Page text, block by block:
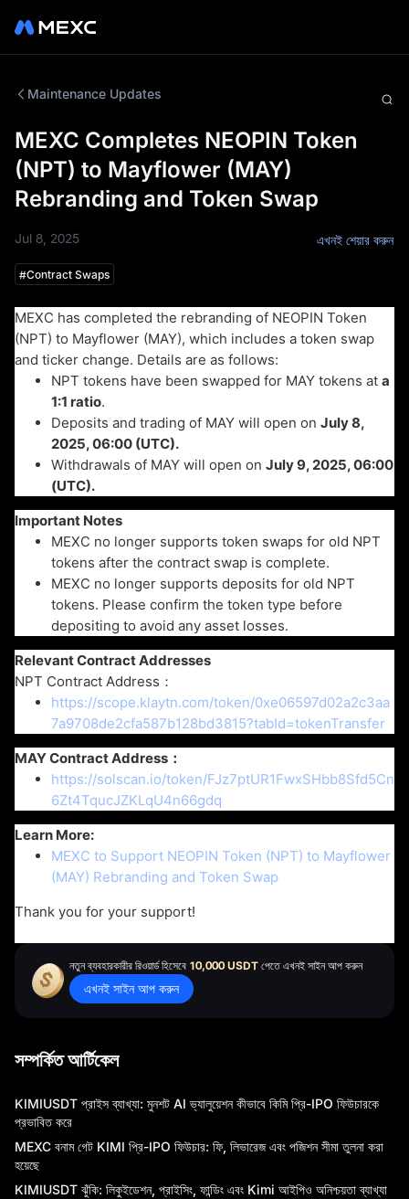
Maintenance Updates
MEXC Completes NEOPIN Token
(NPT) to Mayflower (MAY)
Rebranding and Token Swap
Jul 8, 2025 এখনই শেয়ার করুন
#Contract Swaps
MEXC has completed the rebranding of NEOPIN Token
(NPT) to Mayflower (MAY), which includes a token swap
and ticker change. Details are as follows:
NPT tokens have been swapped for MAY tokens at a
1:1 ratio.
Deposits and trading of MAY will open on July 8,
2025, 06:00 (UTC).
Withdrawals of MAY will open on July 9, 2025, 06:00
(UTC).
Important Notes
MEXC no longer supports token swaps for old NPT
tokens after the contract swap is complete.
MEXC no longer supports deposits for old NPT
tokens. Please confirm the token type before
depositing to avoid any asset losses.
Relevant Contract Addresses
NPT Contract Address：
https://scope.klaytn.com/token/0xe06597d02a2c3aa
7a9708de2cfa587b128bd3815?tabId=tokenTransfer
MAY Contract Address：
https://solscan.io/token/FJz7ptUR1FwxSHbb8Sfd5Cn
6Zt4TqucJZKLqU4n66gdq
Learn More:
MEXC to Support NEOPIN Token (NPT) to Mayflower
(MAY) Rebranding and Token Swap
Thank you for your support!
নতুন ব্যবহারকারীর রিওয়ার্ড হিসেবে 10,000 USDT পেতে এখনই সাইন আপ করুন
এখনই সাইন আপ করুন
সম্পর্কিত আর্টিকেল
KIMIUSDT প্রাইস ব্যাখ্যা: মুনশট AI ভ্যালুয়েশন কীভাবে কিমি প্রি-IPO ফিউচারকে
প্রভাবিত করে
MEXC বনাম গেট KIMI প্রি-IPO ফিউচার: ফি, লিভারেজ এবং পজিশন সীমা তুলনা করা
হয়েছে
KIMIUSDT ঝুঁকি: লিকুইডেশন, প্রাইসিং, ফান্ডিং এবং Kimi আইপিও অনিশ্চয়তা ব্যাখ্যা
M
E